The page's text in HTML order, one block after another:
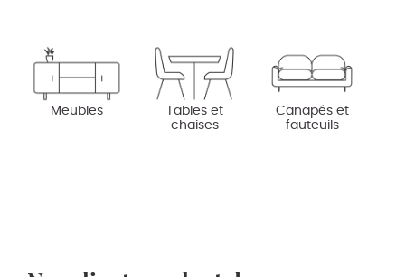
Meubles
Tables et
chaises
Canapés et
fauteuils